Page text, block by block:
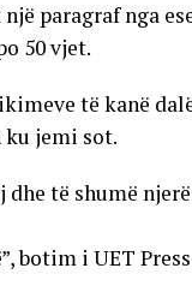
paragraf nga
50 vjet.
të kanë
ku jemi sot.
dhe të shumë
botim i UET